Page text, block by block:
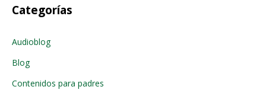
Categorías
Audioblog
Blog
Contenidos para padres